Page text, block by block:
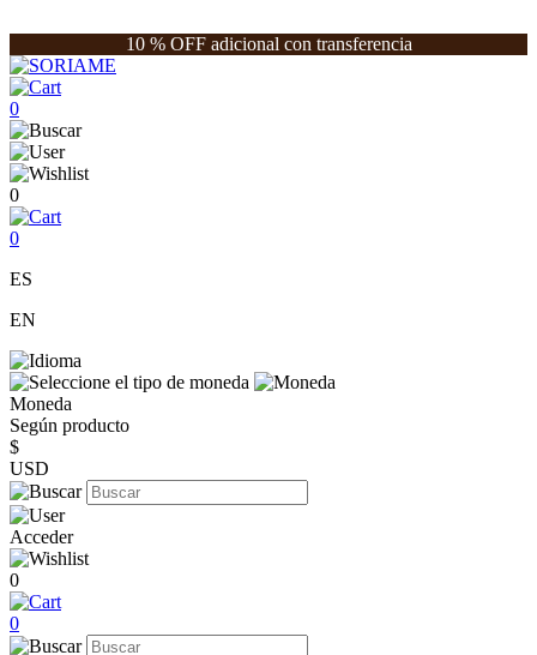
10 % OFF adicional con transferencia
0
0
0
ES
EN
Moneda
Según producto
$
USD
Acceder
0
0